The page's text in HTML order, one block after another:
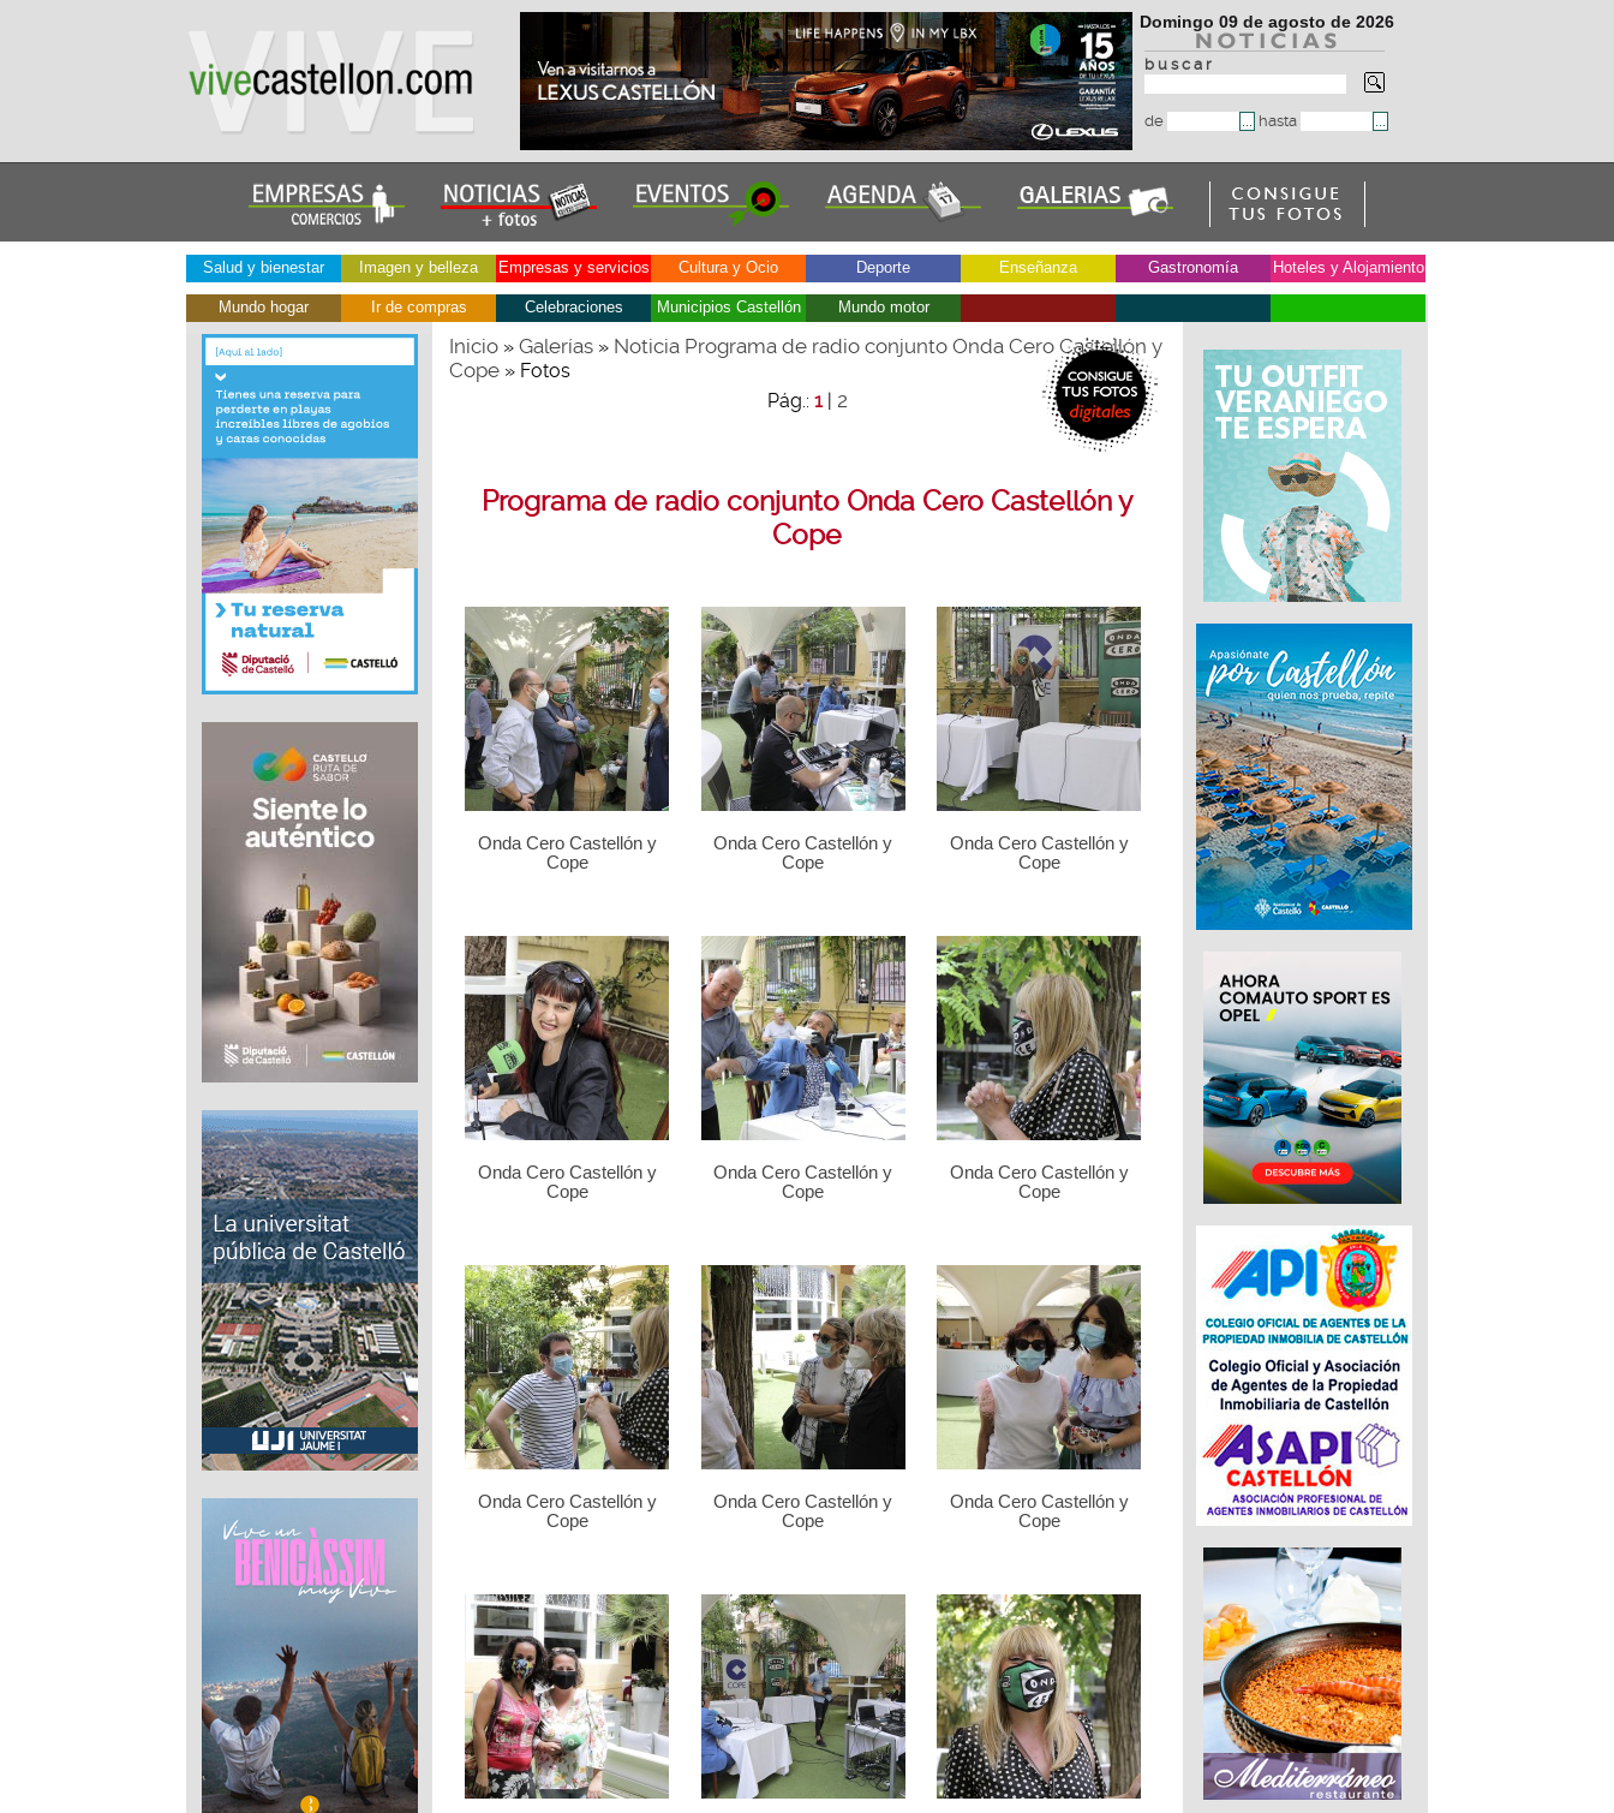
Domingo 09 de agosto de 2026
b u s c a r
de hasta
Salud y bienestar Imagen y belleza Empresas y servicios Cultura y Ocio Deporte Enseñanza Gastronomía Hoteles y Alojamiento
Mundo hogar Ir de compras Celebraciones Municipios Castellón Mundo motor
Inicio» Galerías» Noticia Programa de radio conjunto Onda Cero Castellón y
Cope» Fotos
Pág.: 1| 2
Programa de radio conjunto Onda Cero Castellón y
Cope
Onda Cero Castellón y
Cope
Onda Cero Castellón y
Cope
Onda Cero Castellón y
Cope
Onda Cero Castellón y
Cope
Onda Cero Castellón y
Cope
Onda Cero Castellón y
Cope
Onda Cero Castellón y
Cope
Onda Cero Castellón y
Cope
Onda Cero Castellón y
Cope